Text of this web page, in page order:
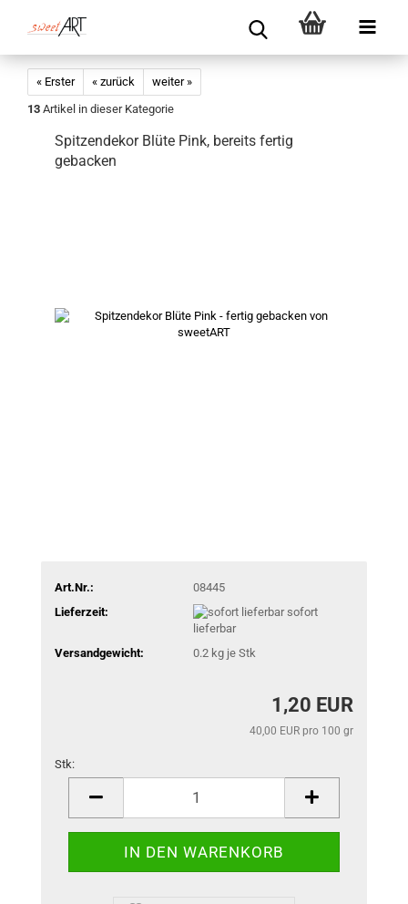
« Erster « zurück
weiter »
13 Artikel in dieser Kategorie
Spitzendekor Blüte Pink, bereits fertig
gebacken
Art.Nr.:
08445
Lieferzeit:
sofort
lieferbar
Versandgewicht:
0.2kg je Stk
1,20 EUR
40,00 EUR pro 100 gr
Stk: